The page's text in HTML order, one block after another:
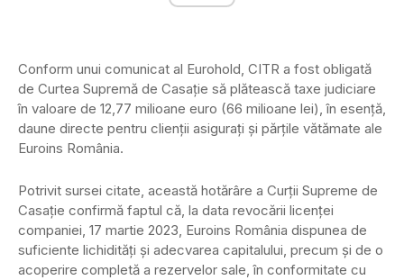
Conform unui comunicat al Eurohold, CITR a fost obligată
de Curtea Supremă de Casație să plătească taxe judiciare
în valoare de 12,77 milioane euro (66 milioane lei), în esență,
daune directe pentru clienții asigurați și părțile vătămate ale
Euroins România.
Potrivit sursei citate, această hotărâre a Curții Supreme de
Casație confirmă faptul că, la data revocării licenței
companiei, 17 martie 2023, Euroins România dispunea de
suficiente lichidități și adecvarea capitalului, precum și de o
acoperire completă a rezervelor sale, în conformitate cu